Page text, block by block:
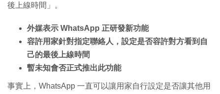
後上線時間」。
外媒表示 WhatsApp 正研發新功能
容許用家針對指定聯絡人，設定是否容許對方看到自
己的最後上線時間
暫未知會否正式推出此功能
事實上，WhatsApp 一直可以讓用家自行設定是否讓其他用